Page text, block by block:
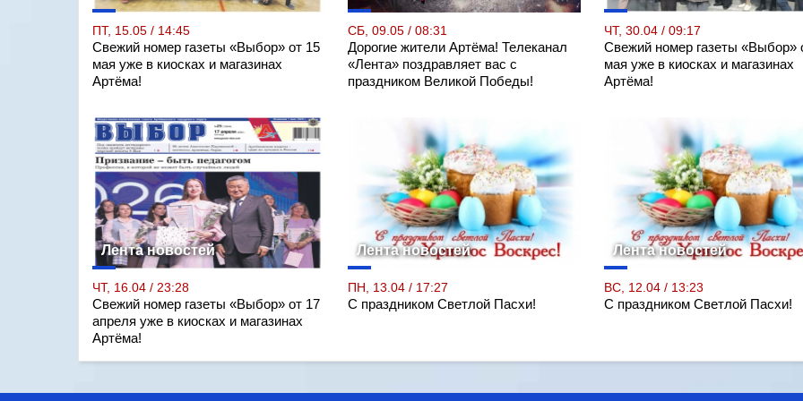
ПТ, 15.05 / 14:45
Свежий номер газеты «Выбор» от 15
мая уже в киосках и магазинах
Артёма!
СБ, 09.05 / 08:31
Дорогие жители Артёма! Телеканал
«Лента» поздравляет вас с
праздником Великой Победы!
ЧТ, 30.04 / 09:17
Свежий номер газеты «Выбор»
мая уже в киосках и магазинах
Артёма!
Лента новостей
ЧТ, 16.04 / 23:28
Свежий номер газеты «Выбор» от 17
апреля уже в киосках и магазинах
Артёма!
Лента новостей
ПН, 13.04 / 17:27
С праздником Светлой Пасхи!
Лента новостей
ВС, 12.04 / 13:23
С праздником Светлой Пасхи!